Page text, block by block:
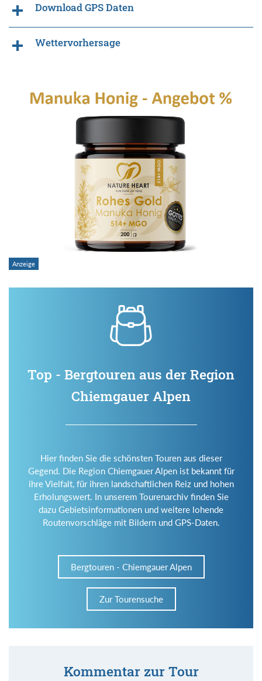
Download GPS Daten
Wettervorhersage
Top - Bergtouren aus der Region
Chiemgauer Alpen
Hier finden Sie die schönsten Touren aus dieser
Gegend. Die Region Chiemgauer Alpen ist bekannt für
ihre Vielfalt, für ihren landschaftlichen Reiz und hohen
Erholungswert. In unserem Tourenarchiv finden Sie
dazu Gebietsinformationen und weitere lohende
Routenvorschläge mit Bildern und GPS-Daten.
Bergtouren - Chiemgauer Alpen
Zur Tourensuche
Kommentar zur Tour